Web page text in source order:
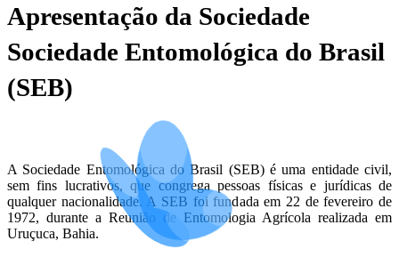
Apresentação da Sociedade
Sociedade Entomológica do Brasil
(SEB)
A Sociedade Entomológica do Brasil (SEB) é uma entidade civil,
sem fins lucrativos, que congrega pessoas físicas e jurídicas de
qualquer nacionalidade. A SEB foi fundada em 22 de fevereiro de
1972, durante a Reunião de Entomologia Agrícola realizada em
Uruçuca, Bahia.